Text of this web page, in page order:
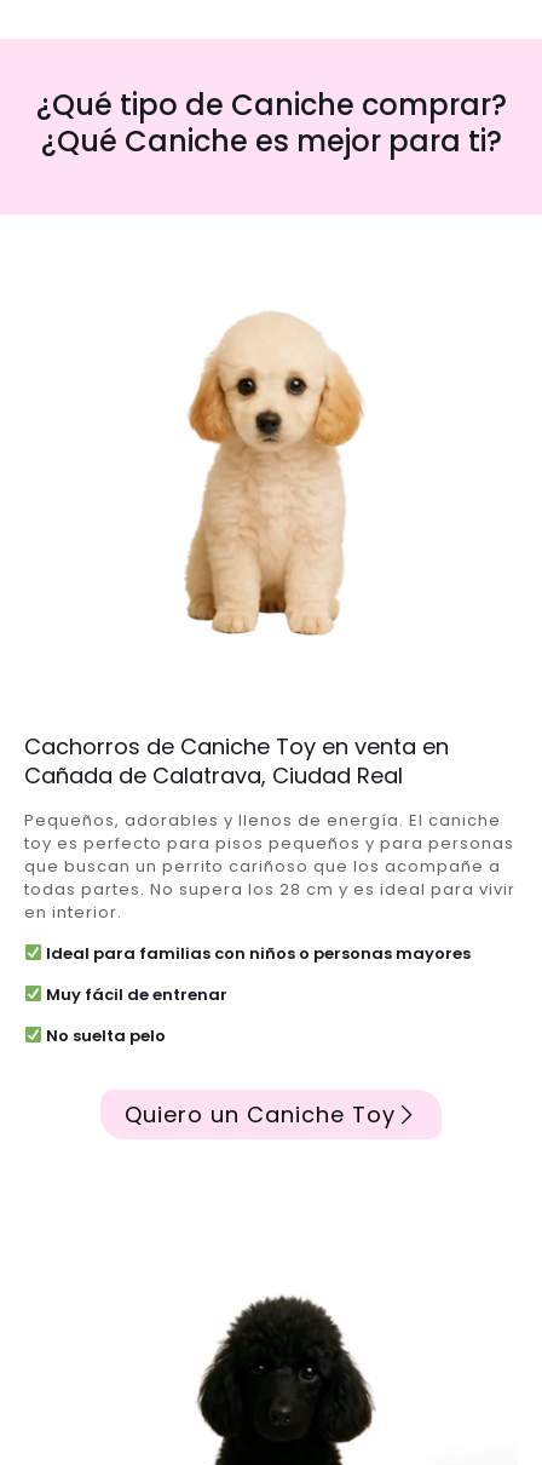
¿Qué tipo de Caniche comprar?
¿Qué Caniche es mejor para ti?
Cachorros de Caniche Toy en venta en
Cañada de Calatrava, Ciudad Real
Pequeños, adorables y llenos de energía. El caniche
toy es perfecto para pisos pequeños y para personas
que buscan un perrito cariñoso que los acompañe a
todas partes. No supera los 28 cm y es ideal para vivir
en interior.
Ideal para familias con niños o personas mayores
Muy fácil de entrenar
No suelta pelo
Quiero un Caniche Toy